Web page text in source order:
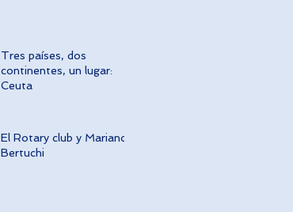
Tres países, dos
continentes, un lugar:
Ceuta
El Rotary club y Mariano
Bertuchi